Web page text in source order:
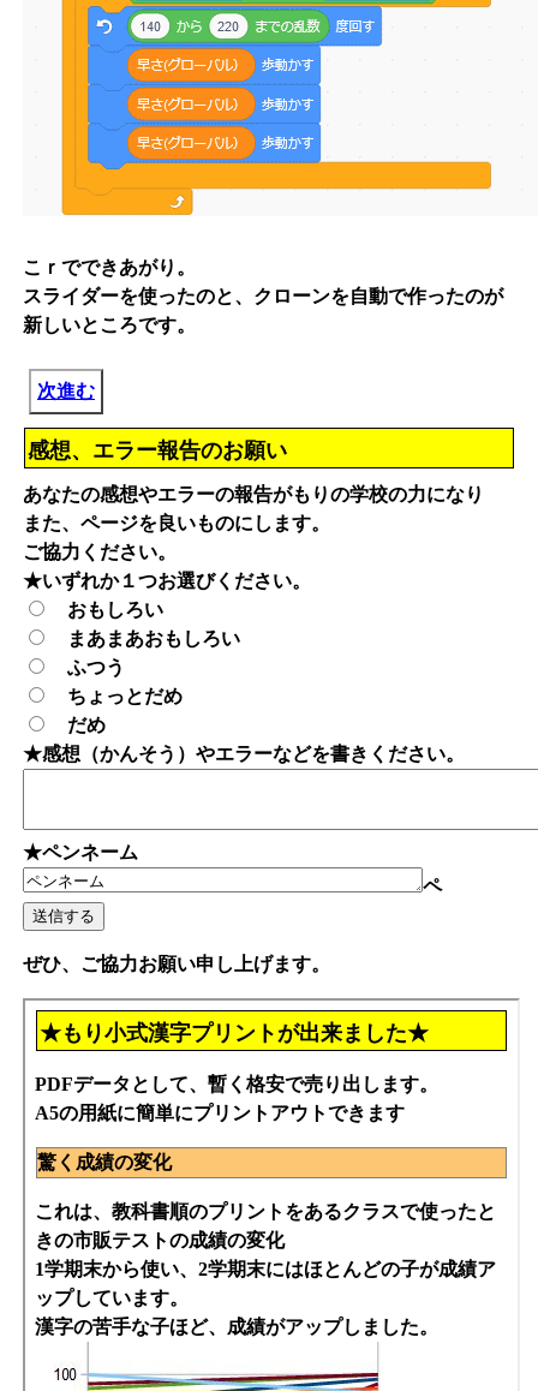
こｒでできあがり。
スライダーを使ったのと、クローンを自動で作ったのが
新しいところです。
次進む
感想、エラー報告のお願い
あなたの感想やエラーの報告がもりの学校の力になり
また、ページを良いものにします。
ご協力ください。
★いずれか１つお選びください。
おもしろい
まあまあおもしろい
ふつう
ちょっとだめ
だめ
★感想（かんそう）やエラーなどを書きください。
★ペンネーム
ペ
ぜひ、ご協力お願い申し上げます。